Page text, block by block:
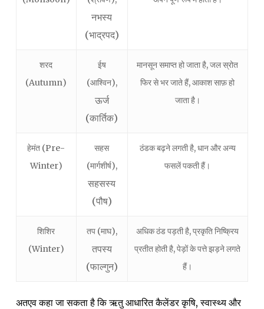
नभस्य
(भाद्रपद)
शरद
(Autumn)
ईष
(आश्विन),
ऊर्ज
(कार्तिक)
मानसून समाप्त हो जाता है, जल स्रोत
फिर से भर जाते हैं, आकाश साफ़ हो
जाता है।
हेमंत (Pre-
Winter)
सहस
(मार्गशीर्ष),
सहसस्य
(पौष)
ठंडक बढ़ने लगती है, धान और अन्य
फसलें पकती हैं।
शिशिर
(Winter)
तप (माघ),
तपस्य
(फाल्गुन)
अधिक ठंड पड़ती है, प्रकृति निष्क्रिय
प्रतीत होती है, पेड़ों के पत्ते झड़ने लगते
हैं।
अतएव कहा जा सकता है कि ऋतु आधारित कैलेंडर कृषि, स्वास्थ्य और